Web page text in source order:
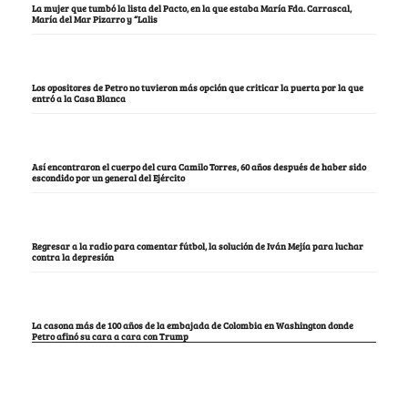
La mujer que tumbó la lista del Pacto, en la que estaba María Fda. Carrascal,
María del Mar Pizarro y “Lalis
Los opositores de Petro no tuvieron más opción que criticar la puerta por la que
entró a la Casa Blanca
Así encontraron el cuerpo del cura Camilo Torres, 60 años después de haber sido
escondido por un general del Ejército
Regresar a la radio para comentar fútbol, la solución de Iván Mejía para luchar
contra la depresión
La casona más de 100 años de la embajada de Colombia en Washington donde
Petro afinó su cara a cara con Trump